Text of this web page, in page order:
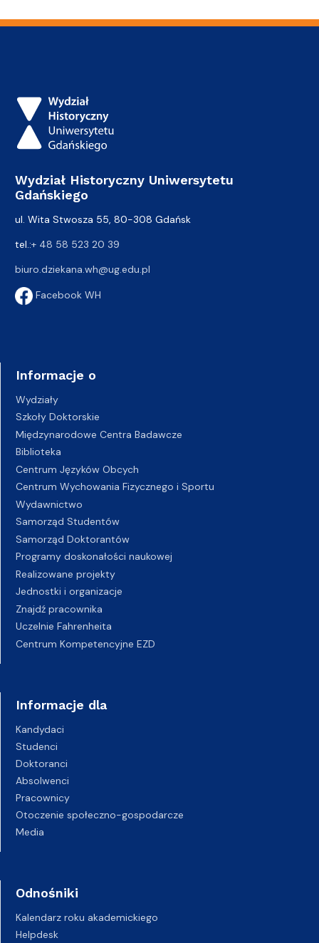
Wydział Historyczny Uniwersytetu
Gdańskiego
ul. Wita Stwosza 55, 80-308 Gdańsk
tel.:+ 48 58 523 20 39
biuro.dziekana.wh@ug.edu.pl
Facebook WH
Informacje o
Wydziały
Szkoły Doktorskie
Międzynarodowe Centra Badawcze
Biblioteka
Centrum Języków Obcych
Centrum Wychowania Fizycznego i Sportu
Wydawnictwo
Samorząd Studentów
Samorząd Doktorantów
Programy doskonałości naukowej
Realizowane projekty
Jednostki i organizacje
Znajdź pracownika
Uczelnie Fahrenheita
Centrum Kompetencyjne EZD
Informacje dla
Kandydaci
Studenci
Doktoranci
Absolwenci
Pracownicy
Otoczenie społeczno-gospodarcze
Media
Odnośniki
Kalendarz roku akademickiego
Helpdesk